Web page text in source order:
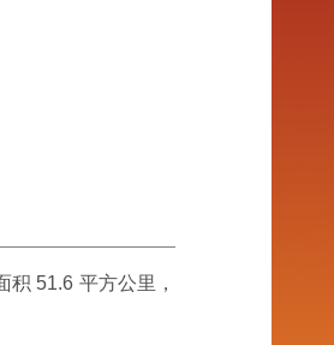
51.6 平方公里，